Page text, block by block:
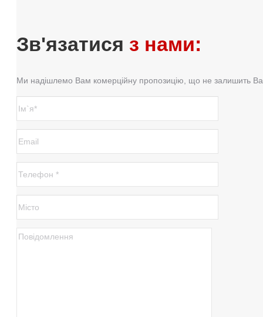
Зв'язатися з нами:
Ми надішлемо Вам комерційну пропозицію, що не залишить